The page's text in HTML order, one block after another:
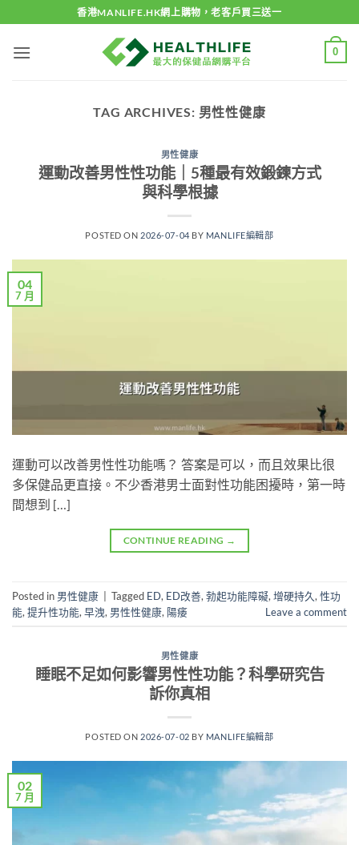
to
content
香港MANLIFE.HK網上購物，老客戶買三送一
0
TAG ARCHIVES: 男性性健康
男性健康
運動改善男性性功能｜5種最有效鍛鍊方式
與科學根據
POSTED ON 2026-07-04 BY MANLIFE編輯部
04
7 月
運動可以改善男性性功能嗎？ 答案是可以，而且效果比很
多保健品更直接。不少香港男士面對性功能困擾時，第一時
間想到 […]
CONTINUE READING →
Posted in 男性健康 Tagged ED, ED改善, 勃起功能障礙, 增硬持久, 性功
能, 提升性功能, 早洩, 男性性健康, 陽痿 Leave a comment
男性健康
睡眠不足如何影響男性性功能？科學研究告
訴你真相
POSTED ON 2026-07-02 BY MANLIFE編輯部
02
7 月